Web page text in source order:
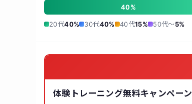
40%
20代40% 30代40% 40代15% 50代〜5%
体験トレーニング無料キャンペーン